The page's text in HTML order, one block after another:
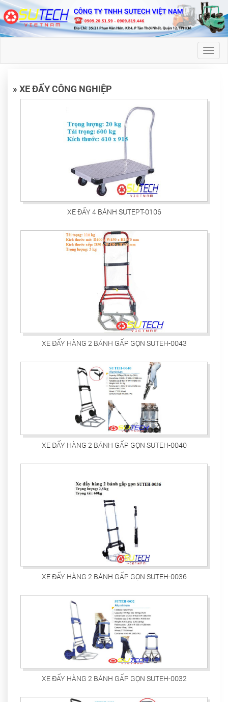
» XE ĐẨY CÔNG NGHIỆP
XE ĐẨY 4 BÁNH SUTEPT-0106
XE ĐẨY HÀNG 2 BÁNH GẤP GỌN SUTEH-0043
XE ĐẨY HÀNG 2 BÁNH GẤP GỌN SUTEH-0040
XE ĐẨY HÀNG 2 BÁNH GẤP GỌN SUTEH-0036
XE ĐẨY HÀNG 2 BÁNH GẤP GỌN SUTEH-0032